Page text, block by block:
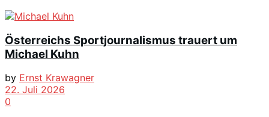
Österreichs Sportjournalismus trauert um
Michael Kuhn
by Ernst Krawagner
22. Juli 2026
0